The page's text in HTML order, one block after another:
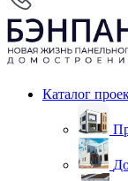
Каталог